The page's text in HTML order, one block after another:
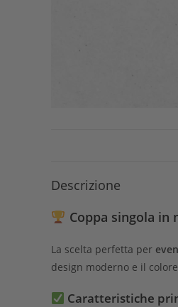
Descrizione
Coppa singola in
La scelta perfetta per
design moderno e il
Caratteristiche